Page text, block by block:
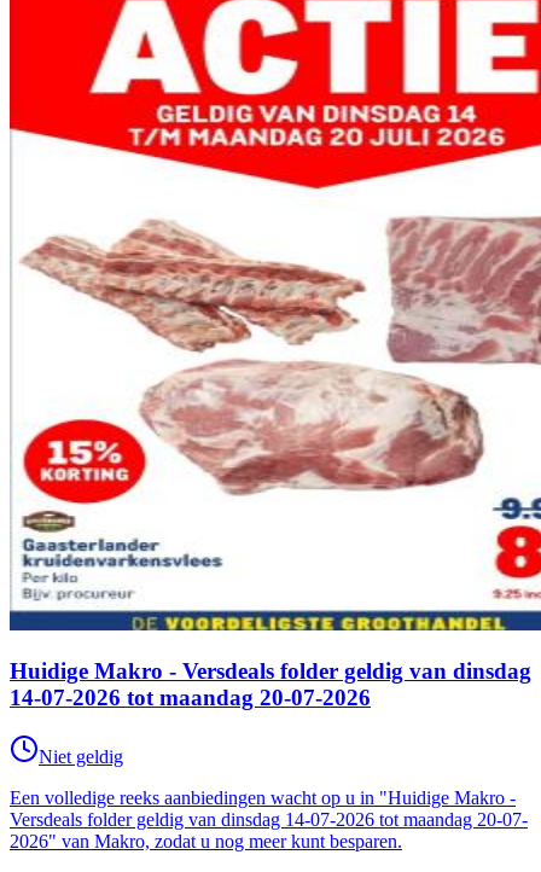
Huidige Makro - Versdeals folder geldig van dinsdag
14-07-2026 tot maandag 20-07-2026
Niet geldig
Een volledige reeks aanbiedingen wacht op u in "Huidige Makro -
Versdeals folder geldig van dinsdag 14-07-2026 tot maandag 20-07-
2026" van Makro, zodat u nog meer kunt besparen.